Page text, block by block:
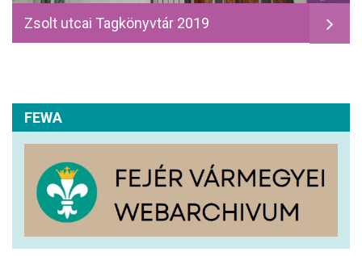
Zsolt utcai Tagkönyvtár 2019
FEWA